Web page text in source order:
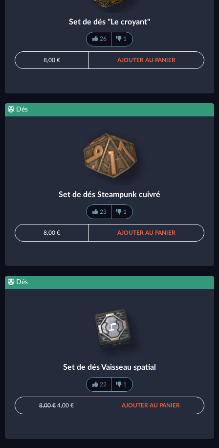
Set de dés "Le croyant"
26 1
8,00 € AJOUTER AU PANIER
Dés
Set de dés Steampunk cuivré
23 1
8,00 € AJOUTER AU PANIER
Dés
Set de dés Vaisseau spatial
22 1
8,00 €4,00 € AJOUTER AU PANIER